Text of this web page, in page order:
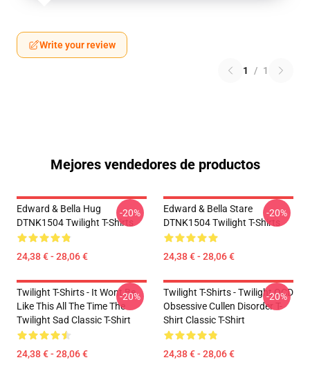
Write your review
1 / 1
Mejores vendedores de productos
Edward & Bella Hug
DTNK1504 Twilight T-Shirts
24,38 € - 28,06 €
-20%
Edward & Bella Stare
DTNK1504 Twilight T-Shirts
24,38 € - 28,06 €
-20%
Twilight T-Shirts - It Wont Be
Like This All The Time The
Twilight Sad Classic T-Shirt
24,38 € - 28,06 €
-20%
Twilight T-Shirts - Twilight OCD
Obsessive Cullen Disorder T-
Shirt Classic T-Shirt
24,38 € - 28,06 €
-20%